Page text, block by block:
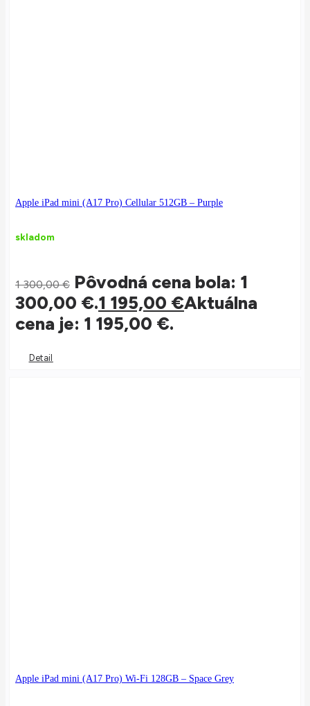
Apple iPad mini (A17 Pro) Cellular 512GB – Purple
skladom
1 300,00€ Pôvodná cena bola: 1
300,00 €.1 195,00 €Aktuálna
cena je: 1 195,00 €.
Detail
Apple iPad mini (A17 Pro) Wi-Fi 128GB – Space Grey